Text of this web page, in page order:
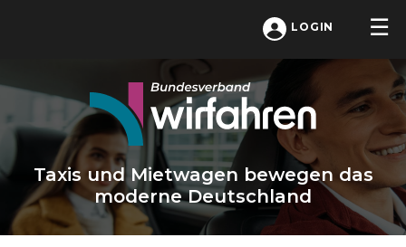
LOGIN
Taxis und Mietwagen bewegen das
moderne Deutschland